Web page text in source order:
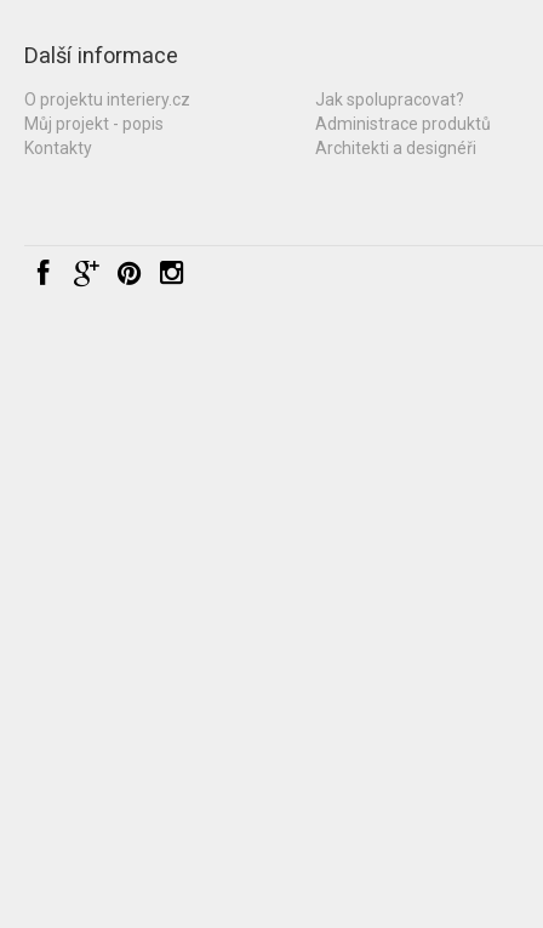
Další informace
O projektu interiery.cz
Můj projekt - popis
Kontakty
Jak spolupracovat?
Administrace produktů
Architekti a designéři